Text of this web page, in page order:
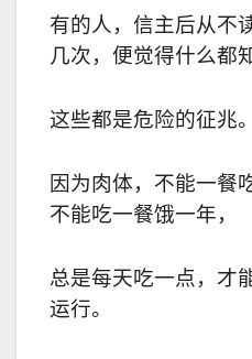
有的人，信主后从不
几次，便觉得什么都
这些都是危险的征兆。
因为肉体，不能一餐
不能吃一餐饿一年，
总是每天吃一点，才
运行。